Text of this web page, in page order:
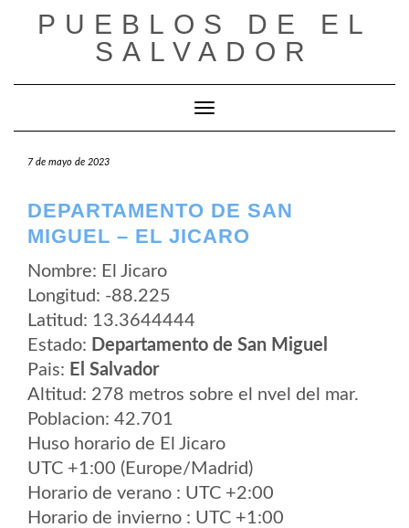
PUEBLOS DE EL
SALVADOR
Cambiar modo de navegación
7 de mayo de 2023
DEPARTAMENTO DE SAN
MIGUEL – EL JICARO
Nombre: El Jicaro
Longitud: -88.225
Latitud: 13.3644444
Estado: Departamento de San Miguel
Pais: El Salvador
Altitud: 278 metros sobre el nvel del mar.
Poblacion: 42.701
Huso horario de El Jicaro
UTC +1:00 (Europe/Madrid)
Horario de verano : UTC +2:00
Horario de invierno : UTC +1:00